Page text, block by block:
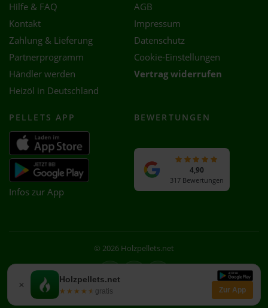
× Holzpellets.net
★★★★★
★★★★★ gratis Zur App
Hilfe & FAQ
Kontakt
Zahlung & Lieferung
Partnerprogramm
Händler werden
Heizöl in Deutschland
AGB
Impressum
Datenschutz
Cookie-Einstellungen
Vertrag widerrufen
PELLETS APP
Infos zur App
BEWERTUNGEN
4,90
317 Bewertungen
© 2026 Holzpellets.net
Facebook